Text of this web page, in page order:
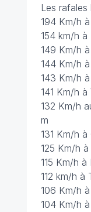
Les rafales
194 Km/h
154 km/h
149 Km/h
144 Km/h
143 Km/h
141 Km/h
132 Km/h
m
131 Km/h
125 Km/h
115 Km/h à
112 km/h à
106 Km/h
104 Km/h